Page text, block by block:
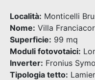
Località: Monticelli
Nome: Villa
Superficie: 99 mq
Moduli fotovotaici:
Inverter: Fronius
Tipologia tetto: